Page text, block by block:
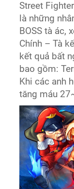
Street
là những
BOSS tà ác,
Chính – Tà
kết quả bất
bao gồm:
Khi các anh
tăng máu